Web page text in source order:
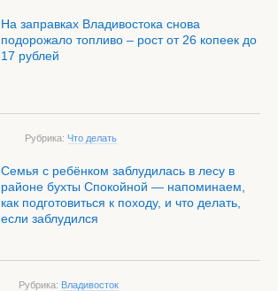
На заправках Владивостока снова
подорожало топливо – рост от 26 копеек до
17 рублей
Рубрика: Что делать
Семья с ребёнком заблудилась в лесу в
районе бухты Спокойной — напоминаем,
как подготовиться к походу, и что делать,
если заблудился
Рубрика: Владивосток